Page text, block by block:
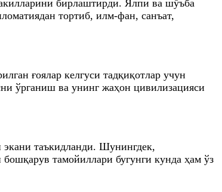
бирлаштирди. Ялпи ва шўъба
тортиб, илм-фан, санъат,
ғоялар келгуси тадқиқотлар учун
ўрганиш ва унинг жаҳон цивилизацияси
таъкидланди. Шунингдек,
тамойиллари бугунги кунда ҳам ўз